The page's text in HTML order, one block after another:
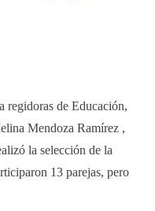
de Educación,
Mendoza Ramírez ,
la selección de la
13 parejas, pero